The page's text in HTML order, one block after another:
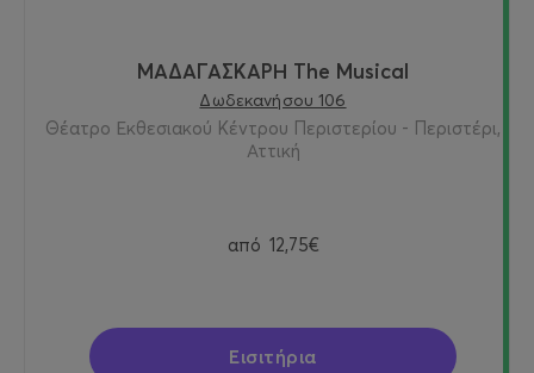
ΜΑΔΑΓΑΣΚΑΡΗ The Musical
Δωδεκανήσου 106
Θέατρο Εκθεσιακού Κέντρου Περιστερίου - Περιστέρι,
Αττική
από 12,75€
Εισιτήρια